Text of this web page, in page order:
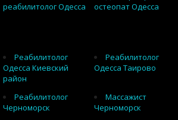
реабилитолог Одесса
остеопат Одесса
Реабилитолог
Одесса Киевский
район
Реабилитолог
Одесса Таирово
Реабилитолог
Черноморск
Массажист
Черноморск